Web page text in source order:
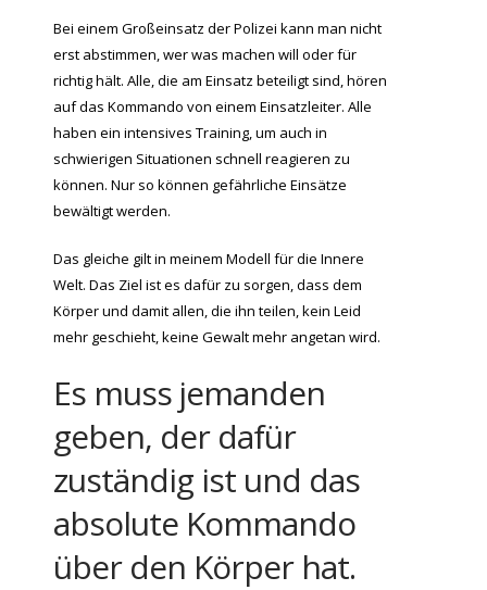
Bei einem Großeinsatz der Polizei kann man nicht
erst abstimmen, wer was machen will oder für
richtig hält. Alle, die am Einsatz beteiligt sind, hören
auf das Kommando von einem Einsatzleiter. Alle
haben ein intensives Training, um auch in
schwierigen Situationen schnell reagieren zu
können. Nur so können gefährliche Einsätze
bewältigt werden.
Das gleiche gilt in meinem Modell für die Innere
Welt. Das Ziel ist es dafür zu sorgen, dass dem
Körper und damit allen, die ihn teilen, kein Leid
mehr geschieht, keine Gewalt mehr angetan wird.
Es muss jemanden
geben, der dafür
zuständig ist und das
absolute Kommando
über den Körper hat.